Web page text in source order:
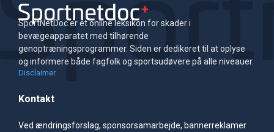
SportNetDoc er et online leksikon for skader i
bevægeapparatet med tilhørende
genoptræningsprogrammer. Siden er dedikeret til at oplyse
og informere både fagfolk og sportsudøvere på alle niveauer.
Disclaimer
Kontakt
Ved ændringsforslag, sponsorsamarbejde, bannerreklamer